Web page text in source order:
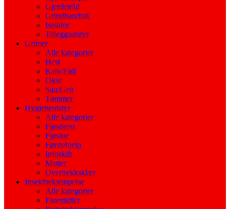
Gjerdetråd
Grindhandtak
Isolator
Tilleggsutstyr
Grimer
Alle kategorier
Hest
Kalv/Føll
Okse
Sau/Geit
Tømmer
Hygieneutstyr
Alle kategorier
Fjøsdress
Fjøslue
Førstehjelp
Infoskilt
Matter
Overtrekksklær
Insektbekjempelse
Alle kategorier
Fluemidler